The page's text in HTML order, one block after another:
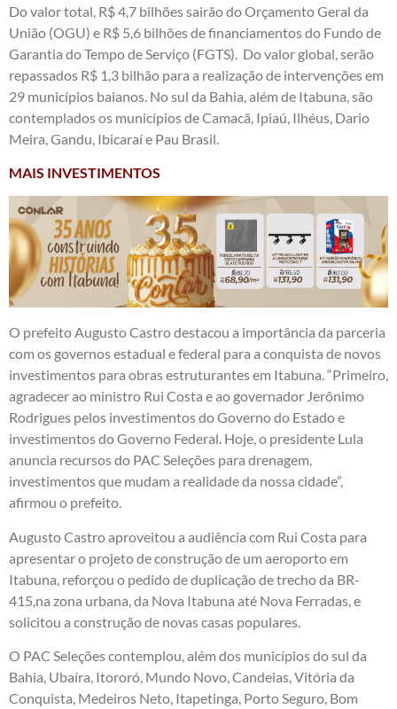
Do valor total, R$ 4,7 bilhões sairão do Orçamento Geral da
União (OGU) e R$ 5,6 bilhões de financiamentos do Fundo de
Garantia do Tempo de Serviço (FGTS). Do valor global, serão
repassados R$ 1,3 bilhão para a realização de intervenções em
29 municípios baianos. No sul da Bahia, além de Itabuna, são
contemplados os municípios de Camacã, Ipiaú, Ilhéus, Dario
Meira, Gandu, Ibicaraí e Pau Brasil.
MAIS INVESTIMENTOS
O prefeito Augusto Castro destacou a importância da parceria
com os governos estadual e federal para a conquista de novos
investimentos para obras estruturantes em Itabuna. “Primeiro,
agradecer ao ministro Rui Costa e ao governador Jerônimo
Rodrigues pelos investimentos do Governo do Estado e
investimentos do Governo Federal. Hoje, o presidente Lula
anuncia recursos do PAC Seleções para drenagem,
investimentos que mudam a realidade da nossa cidade”,
afirmou o prefeito.
Augusto Castro aproveitou a audiência com Rui Costa para
apresentar o projeto de construção de um aeroporto em
Itabuna, reforçou o pedido de duplicação de trecho da BR-
415,na zona urbana, da Nova Itabuna até Nova Ferradas, e
solicitou a construção de novas casas populares.
O PAC Seleções contemplou, além dos municípios do sul da
Bahia, Ubaíra, Itororó, Mundo Novo, Candeias, Vitória da
Conquista, Medeiros Neto, Itapetinga, Porto Seguro, Bom